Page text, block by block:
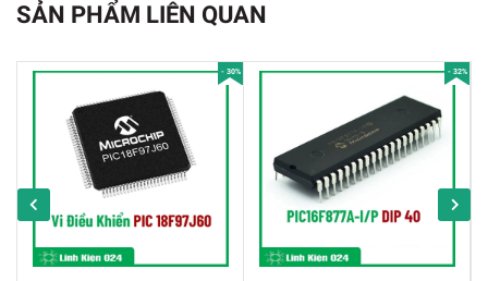
Module Ghi Âm ISD1820 V2
Thông số kỹ thuật:
Chíp chính: ISD1820
Kích thước module ghi âm: 38.5 (mm) x
43 (mm).
✔️Điện áp làm việc : 3-5 V.
SẢN PHẨM LIÊN QUAN
- 30% - 32%